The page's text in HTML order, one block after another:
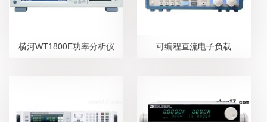
横河WT1800E功率分析仪 可编程直流电子负载